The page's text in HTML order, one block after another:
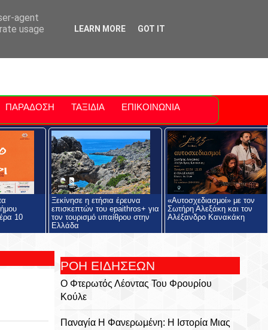
Polis
ΠΑΡΑΔΟΣΗ ΤΑΞΙΔΙΑ ΕΠΙΚΟΙΝΩΝΙΑ
10
Ξεκίνησε η ετήσια έρευνα
επισκεπτών του epaithros+ για
τον τουρισμό υπαίθρου στην
Ελλάδα
«Αυτοσχεδιασμοί» με τον
Σωτήρη Αλεξάκη και τον
Αλέξανδρο Κανακάκη
ΡΟΗ ΕΙΔΗΣΕΩΝ
Ο Φτερωτός Λέοντας Του Φρουρίου
Κούλε
Παναγία Η Φανερωμένη: Η Ιστορία Μιας
agent
usage
LEARN MORE GOT IT